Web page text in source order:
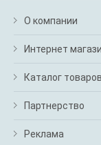
О компании
Интернет
Каталог товаров
Партнерство
Реклама